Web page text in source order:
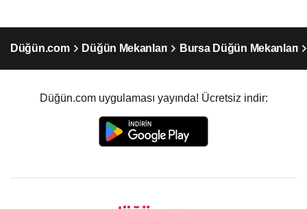
Düğün.com Düğün Mekanları Bursa Düğün Mekanları
Düğün.com uygulaması yayında! Ücretsiz indir: